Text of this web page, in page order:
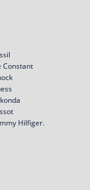
Constant
Hilfiger.